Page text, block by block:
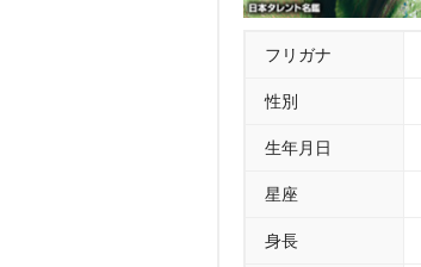
フリガナ
性別
生年月日
星座
身長